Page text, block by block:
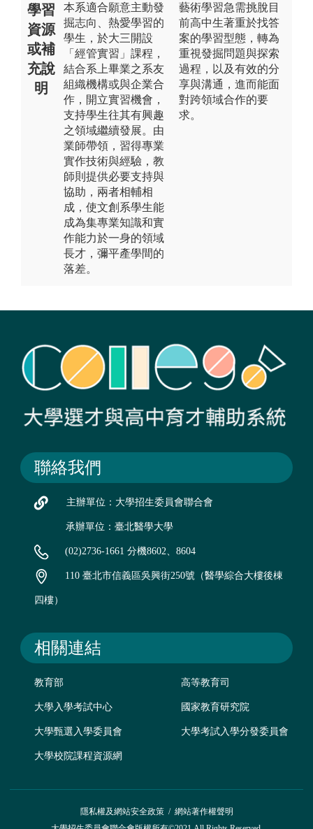
學習
資源
或補
充說
明
本系適合願意主動發
掘志向、熱愛學習的
學生，於大三開設
「經管實習」課程，
結合系上畢業之系友
組織機構或與企業合
作，開立實習機會，
支持學生往其有興趣
之領域繼續發展。由
業師帶領，習得專業
實作技術與經驗，教
師則提供必要支持與
協助，兩者相輔相
成，使文創系學生能
成為集專業知識和實
作能力於一身的領域
長才，彌平產學間的
落差。
藝術學習急需挑脫目
前高中生著重於找答
案的學習型態，轉為
重視發掘問題與探索
過程，以及有效的分
享與溝通，進而能面
對跨領域合作的要
求。
聯絡我們
主辦單位：大學招生委員會聯合會
承辦單位：臺北醫學大學
(02)2736-1661 分機8602、8604
110 臺北市信義區吳興街250號（醫學綜合大樓後棟
四樓）
相關連結
教育部 高等教育司
大學入學考試中心 國家教育研究院
大學甄選入學委員會 大學考試入學分發委員會
大學校院課程資源網
隱私權及網站安全政策/ 網站著作權聲明